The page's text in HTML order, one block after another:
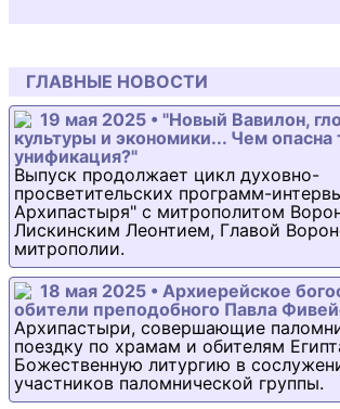
ГЛАВНЫЕ НОВОСТИ
19 мая 2025 • "Новый Вавилон,
культуры и экономики... Чем опасна
унификация?"
Выпуск продолжает цикл духовно-
просветительских программ-
Архипастыря" с митрополитом
Лискинским Леонтием, Главой
митрополии.
18 мая 2025 • Архиерейское
обители преподобного Павла
Архипастыри, совершающие
поездку по храмам и обителям
Божественную литургию в
участников паломнической группы.